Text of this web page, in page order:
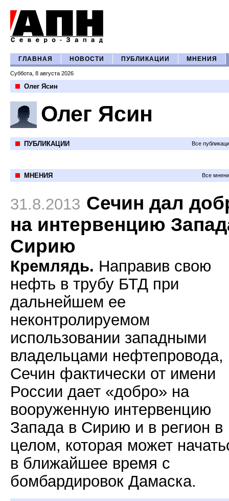
ГЛАВНАЯ НОВОСТИ ПУБЛИКАЦИИ МНЕНИЯ
Суббота, 8 августа 2026
Олег Ясин
Олег Ясин
ПУБЛИКАЦИИ Все
МНЕНИЯ Все
31.8.2013 Сечин дал
на интервенцию
Сирию
Кремлядь. Направив свою
нефть в трубу БТД при
дальнейшем ее
неконтролируемом
использовании западными
владельцами нефтепровода,
Сечин фактически от имени
России дает «добро» на
вооруженную интервенцию
Запада в Сирию и в регион в
целом, которая может
в ближайшее время с
бомбардировок Дамаска.